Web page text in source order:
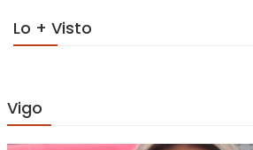
Lo + Visto
Vigo